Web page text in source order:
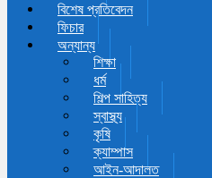
বিশেষ প্রতিবেদন
ফিচার
অন্যান্য
শিক্ষা
ধর্ম
শিল্প সাহিত্য
স্বাস্থ্য
কৃষি
ক্যাম্পাস
আইন-আদালত